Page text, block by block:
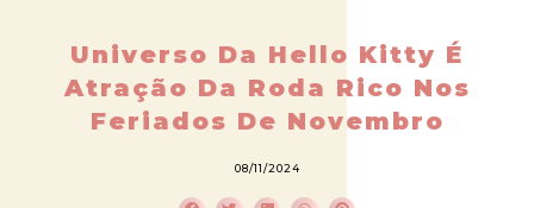
Universo Da Hello Kitty É
Atração Da Roda Rico Nos
Feriados De Novembro
08/11/2024